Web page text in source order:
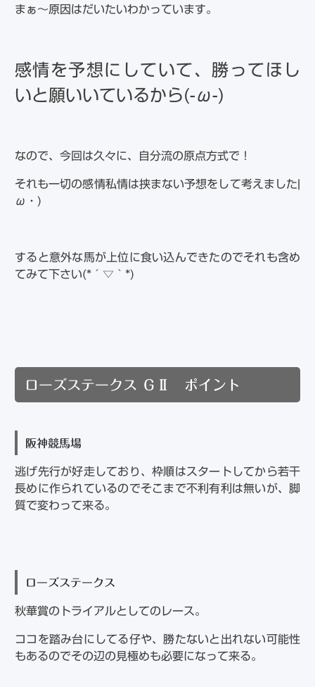
まぁ～原因はだいたいわかっています。
感情を予想にしていて、勝ってほし
いと願いいているから(-ω-)
なので、今回は久々に、自分流の原点方式で！
それも一切の感情私情は挟まない予想をして考えました|
ω・)
すると意外な馬が上位に食い込んできたのでそれも含め
てみて下さい(*´▽｀*)
ローズステークス ＧⅡ ポイント
阪神競馬場
逃げ先行が好走しており、枠順はスタートしてから若干
長めに作られているのでそこまで不利有利は無いが、脚
質で変わって来る。
ローズステークス
秋華賞のトライアルとしてのレース。
ココを踏み台にしてる仔や、勝たないと出れない可能性
もあるのでその辺の見極めも必要になって来る。